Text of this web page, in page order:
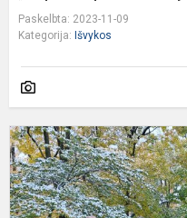
Paskelbta: 2023-11-09
Kategorija: Išvykos